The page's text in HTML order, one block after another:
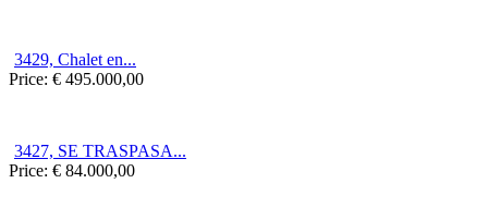
3429, Chalet en...
Price: € 495.000,00
3427, SE TRASPASA...
Price: € 84.000,00